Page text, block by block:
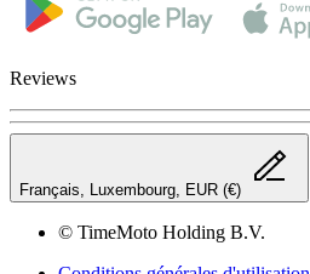
Reviews
Français, Luxembourg, EUR (€)
© TimeMoto Holding B.V.